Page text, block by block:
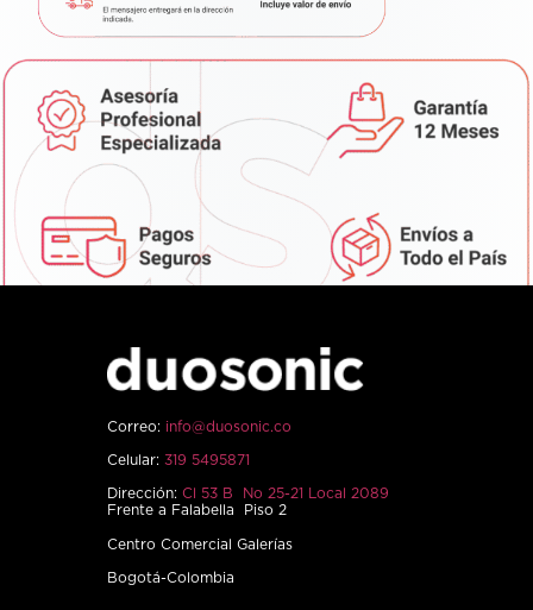
Correo: info@duosonic.co
Celular: 319 5495871
Dirección: Cl 53 B No 25-21 Local 2089
Frente a Falabella Piso 2
Centro Comercial Galerías
Bogotá-Colombia